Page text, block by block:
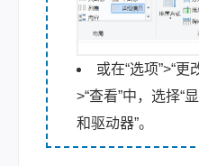
或在“选项”>“
>“查看”中，选择“
和驱动器”。